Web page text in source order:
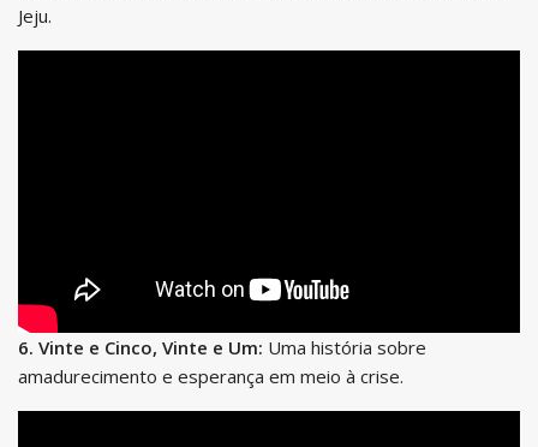
Jeju.
6. Vinte e Cinco, Vinte e Um: Uma história sobre
amadurecimento e esperança em meio à crise.